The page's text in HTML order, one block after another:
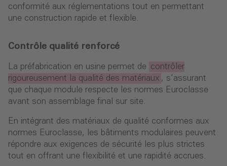
conformité aux réglementations tout en permettant
une construction rapide et flexible.
Contrôle qualité renforcé
La préfabrication en usine permet de contrôler
rigoureusement la qualité des matériaux , s’assurant
que chaque module respecte les normes Euroclasse
avant son assemblage final sur site.
En intégrant des matériaux de qualité conformes aux
normes Euroclasse, les bâtiments modulaires peuvent
répondre aux exigences de sécurité les plus strictes
tout en offrant une flexibilité et une rapidité accrues.